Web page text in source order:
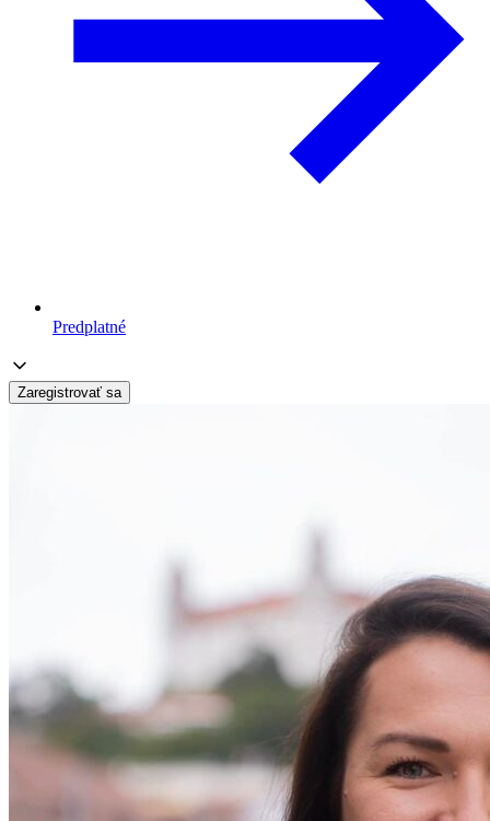
Predplatné
Zaregistrovať sa